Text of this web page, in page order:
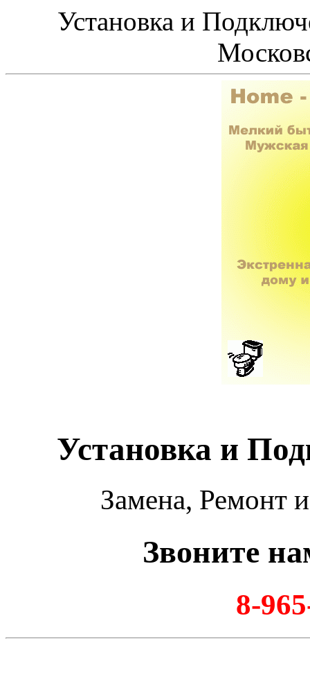
Установка и
Установка и
Замена, Ремонт
Звоните
8-